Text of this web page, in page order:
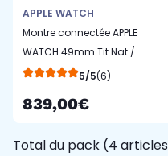
APPLE WATCH
Montre connectée APPLE
WATCH 49mm Tit Nat /
Bleu Alp Ultra 3 M
5/5(6)
839,00€
Total du pack (4